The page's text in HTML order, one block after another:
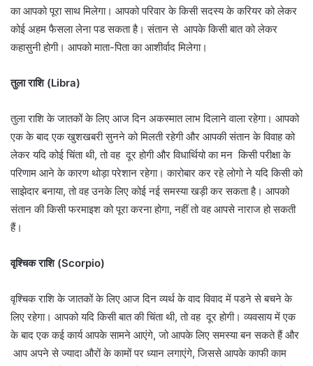
का आपको पूरा साथ मिलेगा। आपको परिवार के किसी सदस्य के करियर को लेकर
कोई अहम फैसला लेना पड सकता है। संतान से आपके किसी बात को लेकर
कहासुनी होगी। आपको माता-पिता का आशीर्वाद मिलेगा।
तुला राशि (Libra)
तुला राशि के जातकों के लिए आज दिन अकस्मात लाभ दिलाने वाला रहेगा। आपको
एक के बाद एक खुशखबरी सुनने को मिलती रहेगी और आपकी संतान के विवाह को
लेकर यदि कोई चिंता थी, तो वह दूर होगी और विधार्थियो का मन किसी परीक्षा के
परिणाम आने के कारण थोड़ा परेशान रहेगा। कारोबार कर रहे लोगो ने यदि किसी को
साझेदार बनाया, तो वह उनके लिए कोई नई समस्या खड़ी कर सकता है। आपको
संतान की किसी फरमाइश को पूरा करना होगा, नहीं तो वह आपसे नाराज हो सकती
हैं।
वृश्चिक राशि (Scorpio)
वृश्चिक राशि के जातकों के लिए आज दिन व्यर्थ के वाद विवाद में पडने से बचने के
लिए रहेगा। आपको यदि किसी बात की चिंता थी, तो वह दूर होगी। व्यवसाय में एक
के बाद एक कई कार्य आपके सामने आएंगे, जो आपके लिए समस्या बन सकते हैं और
आप अपने से ज्यादा औरों के कामों पर ध्यान लगाएंगे, जिससे आपके काफी काम